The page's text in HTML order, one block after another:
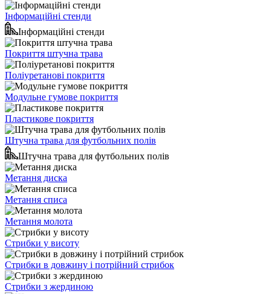
Інформаційні стенди
Інформаційні стенди
Покриття штучна трава
Поліуретанові покриття
Модульне гумове покриття
Пластикове покриття
Штучна трава для футбольних полів
Штучна трава для футбольних полів
Метання диска
Метання списа
Метання молота
Стрибки у висоту
Стрибки в довжину і потрійний стрибок
Стрибки з жердиною